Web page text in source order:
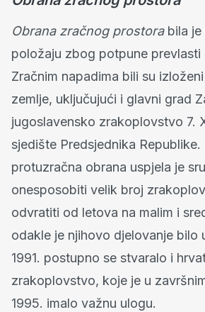
Obrana zračnog prostora bila je
položaju zbog potpune prevlasti
Zračnim napadima bili su
zemlje, uključujući i glavni grad
jugoslavensko zrakoplovstvo 7.
sjedište Predsjednika Republike.
protuzračna obrana uspjela je
onesposobiti velik broj
odvratiti od letova na malim i
odakle je njihovo djelovanje bilo
1991. postupno se stvaralo i
zrakoplovstvo, koje je u
1995. imalo važnu ulogu.